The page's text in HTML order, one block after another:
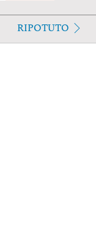
RIPOTUTO